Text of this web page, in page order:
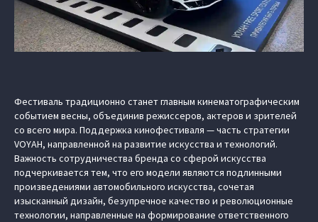
Фестиваль традиционно станет главным кинематографическим
событием весны, объединив режиссеров, актеров и зрителей
со всего мира. Поддержка кинофестиваля — часть стратегии
VOYAH, направленной на развитие искусства и технологий.
Важность сотрудничества бренда со сферой искусства
подчеркивается тем, что его модели являются подлинными
произведениями автомобильного искусства, сочетая
изысканный дизайн, безупречное качество и революционные
технологии, направленные на формирование ответственного